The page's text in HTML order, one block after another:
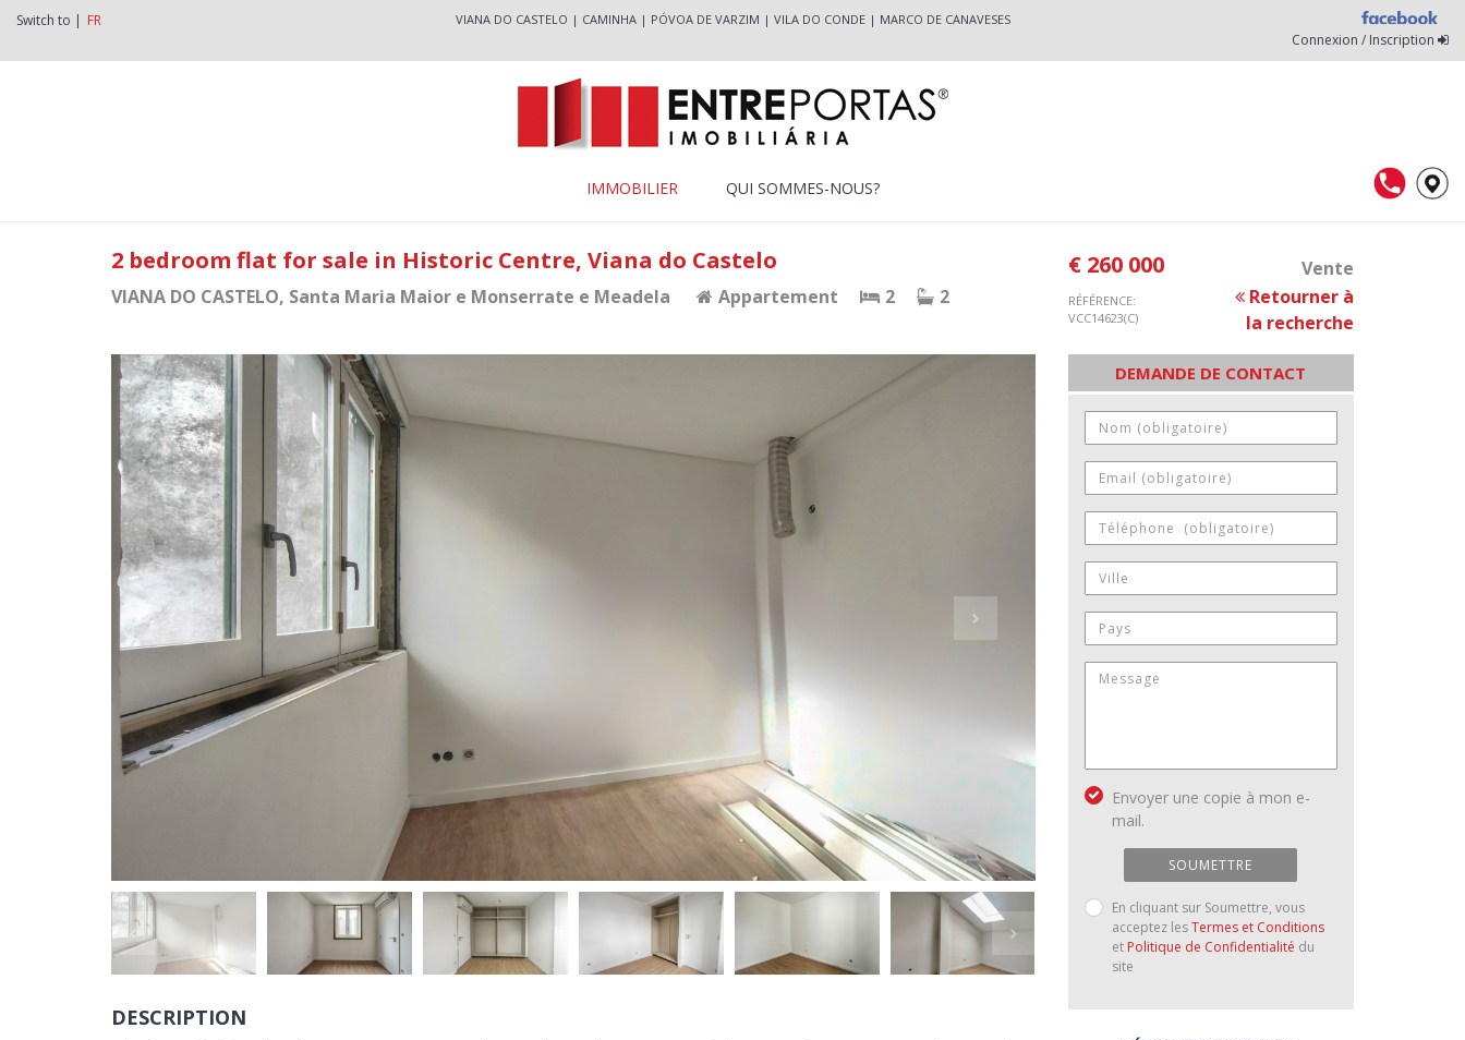
Switch to | FR VIANA DO CASTELO | CAMINHA| PÓVOA DE VARZIM | VILA DO CONDE| MARCO DE CANAVESES
Connexion / Inscription
IMMOBILIER QUI SOMMES-NOUS?
2 bedroom flat for sale in Historic Centre, Viana do Castelo
VIANA DO CASTELO, Santa Maria Maior e Monserrate e Meadela Appartement 2 2
€ 260 000 Vente
RÉFÉRENCE:
VCC14623(C)
Retourner à
la recherche
DESCRIPTION
DEMANDE DE CONTACT
Envoyer une copie à mon e-
mail.
SOUMETTRE
En cliquant sur Soumettre, vous
acceptez lesTermes et Conditions
et Politique de Confidentialité du
site